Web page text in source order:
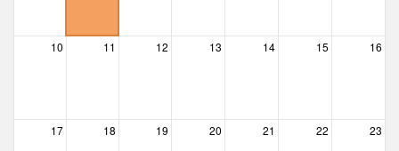
Délegyháza
10 11 12 13 14 15 16
17 18 19 20 21 22 23